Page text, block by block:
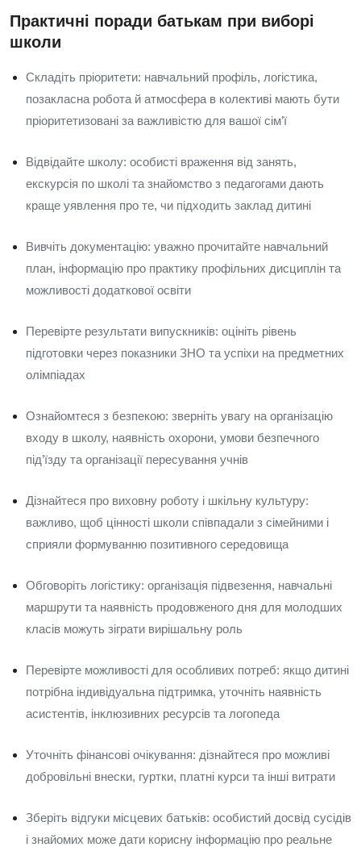
Практичні поради батькам при виборі
школи
Складіть пріоритети: навчальний профіль, логістика,
позакласна робота й атмосфера в колективі мають бути
пріоритетизовані за важливістю для вашої сім’ї
Відвідайте школу: особисті враження від занять,
екскурсія по школі та знайомство з педагогами дають
краще уявлення про те, чи підходить заклад дитині
Вивчіть документацію: уважно прочитайте навчальний
план, інформацію про практику профільних дисциплін та
можливості додаткової освіти
Перевірте результати випускників: оцініть рівень
підготовки через показники ЗНО та успіхи на предметних
олімпіадах
Ознайомтеся з безпекою: зверніть увагу на організацію
входу в школу, наявність охорони, умови безпечного
під’їзду та організації пересування учнів
Дізнайтеся про виховну роботу і шкільну культуру:
важливо, щоб цінності школи співпадали з сімейними і
сприяли формуванню позитивного середовища
Обговоріть логістику: організація підвезення, навчальні
маршрути та наявність продовженого дня для молодших
класів можуть зіграти вирішальну роль
Перевірте можливості для особливих потреб: якщо дитині
потрібна індивідуальна підтримка, уточніть наявність
асистентів, інклюзивних ресурсів та логопеда
Уточніть фінансові очікування: дізнайтеся про можливі
добровільні внески, гуртки, платні курси та інші витрати
Зберіть відгуки місцевих батьків: особистий досвід сусідів
і знайомих може дати корисну інформацію про реальне